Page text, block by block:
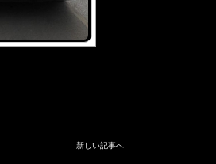
新しい記事へ